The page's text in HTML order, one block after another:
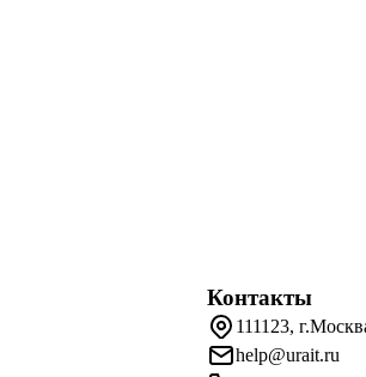
Контакты
111123,
help@urait.ru